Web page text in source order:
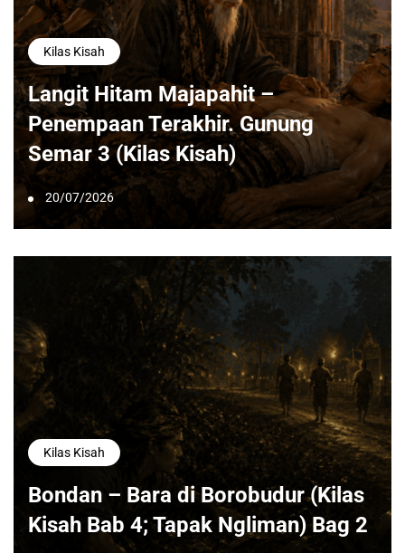
Kilas Kisah
Langit Hitam Majapahit –
Penempaan Terakhir. Gunung
Semar 3 (Kilas Kisah)
20/07/2026
Kilas Kisah
Bondan – Bara di Borobudur (Kilas
Kisah Bab 4; Tapak Ngliman) Bag 2